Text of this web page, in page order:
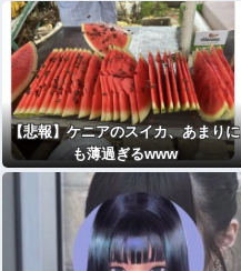
いで失業したG民が0人の理由
【悲報】ケニアのスイカ、あまりに
も薄過ぎるwww